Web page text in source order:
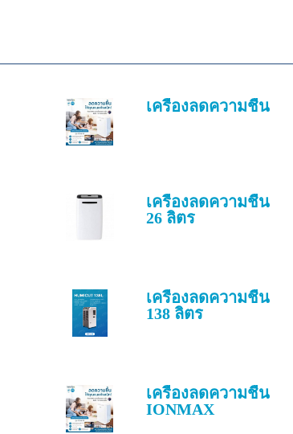
เครื่องลดความชื้น
เครื่องลดความชื้น
26 ลิตร
เครื่องลดความชื้น
138 ลิตร
เครื่องลดความชื้น
IONMAX